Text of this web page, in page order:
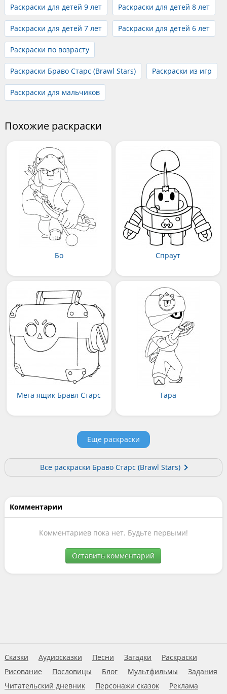
Раскраски для детей 9 лет
Раскраски для детей 8 лет
Раскраски для детей 7 лет Раскраски для детей 6 лет
Раскраски по возрасту
Раскраски Браво Старс (Brawl Stars) Раскраски из игр
Раскраски для мальчиков
Похожие раскраски
Бо Спраут
Мега ящик Бравл Старс Тара
Еще раскраски
Все раскраски Браво Старс (Brawl Stars)
Комментарии
Комментариев пока нет. Будьте первыми!
Оставить комментарий
Сказки Аудиосказки Песни Загадки
Раскраски
Рисование
Пословицы Блог Мультфильмы
Задания
Читательский дневник
Персонажи сказок Реклама